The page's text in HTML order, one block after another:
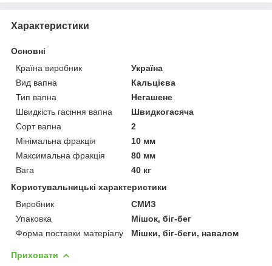
Характеристики
Основні
Країна виробник
Україна
Вид вапна
Кальцієва
Тип вапна
Негашене
Швидкість гасіння вапна
Швидкогасяча
Сорт вапна
2
Мінімальна фракція
10 мм
Максимальна фракція
80 мм
Вага
40 кг
Користувальницькі характеристики
Виробник
СМИЗ
Упаковка
Мішок, біг-бег
Форма поставки матеріалу
Мішки, біг-беги, навалом
Приховати